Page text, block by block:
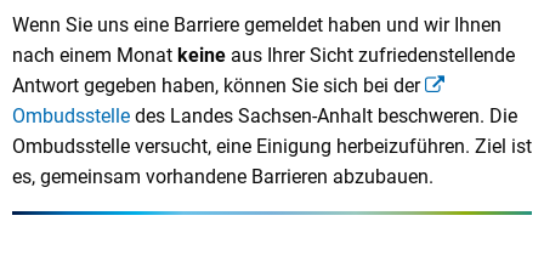
Wenn Sie uns eine Barriere gemeldet haben und wir Ihnen
nach einem Monat keine aus Ihrer Sicht zufriedenstellende
Antwort gegeben haben, können Sie sich bei der
Ombudsstelle des Landes Sachsen-Anhalt beschweren. Die
Ombudsstelle versucht, eine Einigung herbeizuführen. Ziel ist
es, gemeinsam vorhandene Barrieren abzubauen.